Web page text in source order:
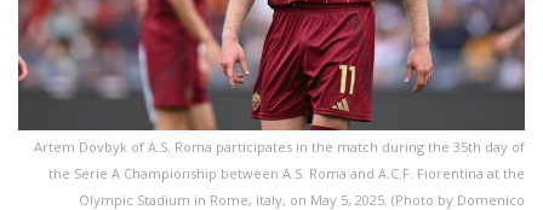
Artem Dovbyk of A.S. Roma participates in the match during the 35th day of
the Serie A Championship between A.S. Roma and A.C.F. Fiorentina at the
Olympic Stadium in Rome, Italy, on May 5, 2025. (Photo by Domenico